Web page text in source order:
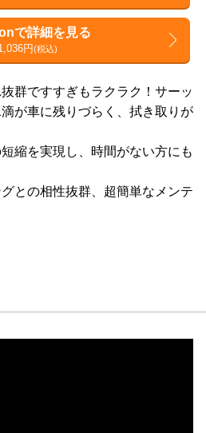
で詳細を見る
円(税込)
群ですすぎもラクラク！サーッ
が車に残りづらく、拭き取りが
縮を実現し、時間がない方にも
との相性抜群、超簡単なメンテ